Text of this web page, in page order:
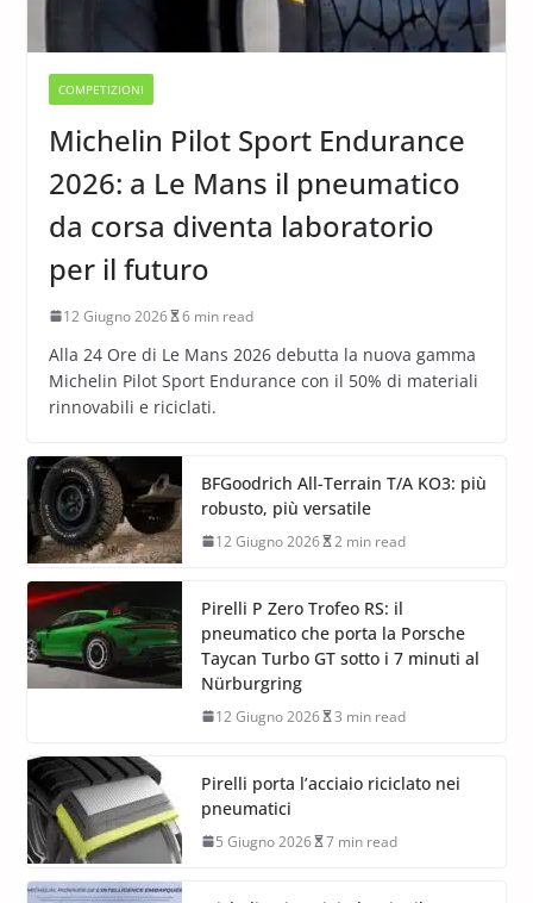
COMPETIZIONI
Michelin Pilot Sport Endurance
2026: a Le Mans il pneumatico
da corsa diventa laboratorio
per il futuro
12 Giugno 2026 6 min read
Alla 24 Ore di Le Mans 2026 debutta la nuova gamma
Michelin Pilot Sport Endurance con il 50% di materiali
rinnovabili e riciclati.
BFGoodrich All-Terrain T/A KO3: più
robusto, più versatile
12 Giugno 2026 2 min read
Pirelli P Zero Trofeo RS: il
pneumatico che porta la Porsche
Taycan Turbo GT sotto i 7 minuti al
Nürburgring
12 Giugno 2026 3 min read
Pirelli porta l’acciaio riciclato nei
pneumatici
5 Giugno 2026 7 min read